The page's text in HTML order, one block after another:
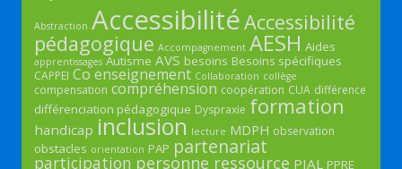
Abstraction AccessibilitéAccessibilité
pédagogique Accompagnement AESH Aides
apprentissages Autisme AVS besoins Besoins spécifiques
CAPPEI Co enseignement Collaboration collège
compensation compréhension coopération CUA différence
différenciation pédagogique Dyspraxie formation
handicap inclusion lecture MDPH observation
obstacles orientation PAP partenariat
participation personne ressource PIAL PPRE